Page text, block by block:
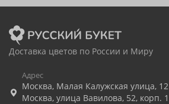
Доставка цветов по России и Миру
Адрес
Москва, Малая Калужская улица, 12
Москва, улица Вавилова, 52, корп. 1